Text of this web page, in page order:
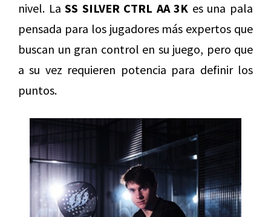
nivel. LaSS SILVER CTRL AA 3K es una pala
pensada para los jugadores más expertos que
buscan un gran control en su juego, pero que
a su vez requieren potencia para definir los
puntos.